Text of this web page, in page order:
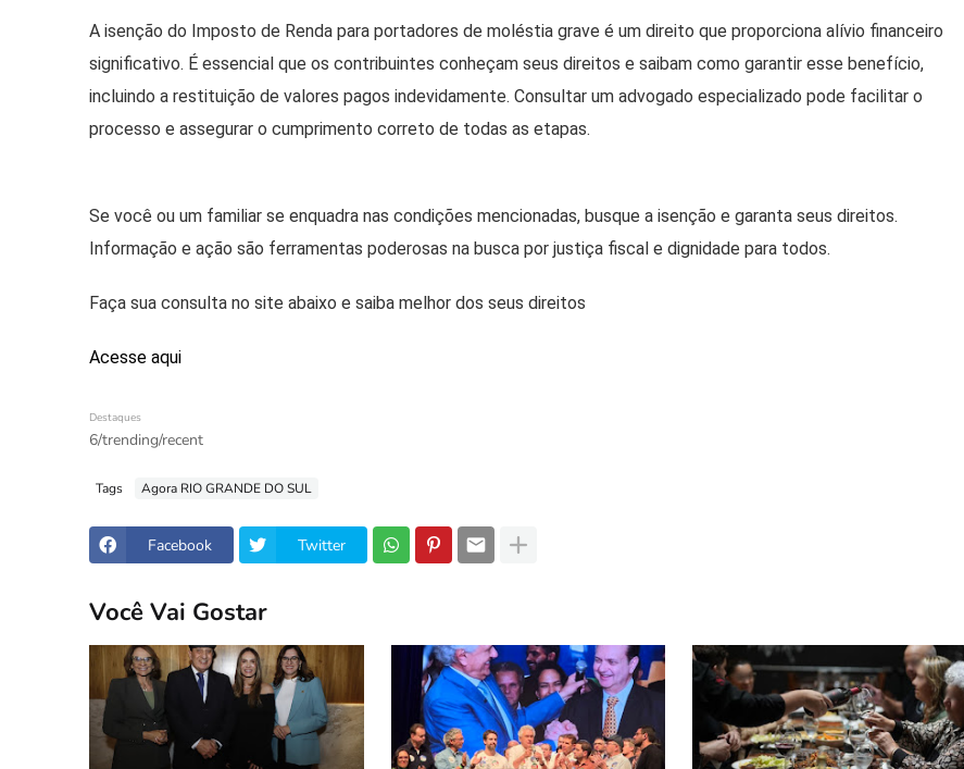
A isenção do Imposto de Renda para portadores de moléstia grave é um direito que proporciona alívio financeiro
significativo. É essencial que os contribuintes conheçam seus direitos e saibam como garantir esse benefício,
incluindo a restituição de valores pagos indevidamente. Consultar um advogado especializado pode facilitar o
processo e assegurar o cumprimento correto de todas as etapas.
Se você ou um familiar se enquadra nas condições mencionadas, busque a isenção e garanta seus direitos.
Informação e ação são ferramentas poderosas na busca por justiça fiscal e dignidade para todos.
Faça sua consulta no site abaixo e saiba melhor dos seus direitos
Acesse aqui
Destaques
6/trending/recent
Tags Agora RIO GRANDE DO SUL
Facebook Twitter
Você Vai Gostar